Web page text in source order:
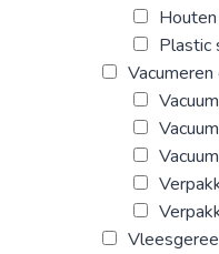
Plastic